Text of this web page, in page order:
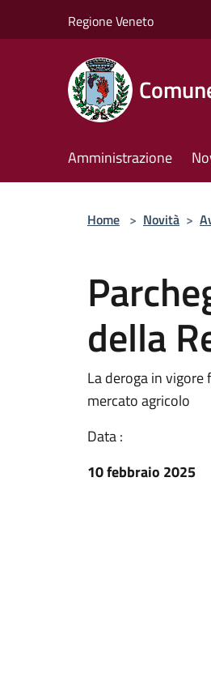
Regione Veneto
Amministrazione
Home > Novità >
della
La deroga in
mercato agricolo
Data :
10 febbraio 2025